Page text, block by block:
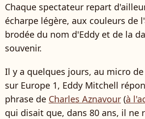
Chaque spectateur repart
écharpe légère, aux couleurs de
brodée du nom d'Eddy et de la
souvenir.
Il y a quelques jours, au micro de
sur Europe 1, Eddy Mitchell
phrase de Charles Aznavour (à
qui disait que, dans 80 ans, il ne